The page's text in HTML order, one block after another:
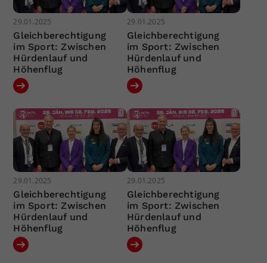
29.01.2025
Gleichberechtigung
im Sport: Zwischen
Hürdenlauf und
Höhenflug
29.01.2025
Gleichberechtigung
im Sport: Zwischen
Hürdenlauf und
Höhenflug
29.01.2025
Gleichberechtigung
im Sport: Zwischen
Hürdenlauf und
Höhenflug
29.01.2025
Gleichberechtigung
im Sport: Zwischen
Hürdenlauf und
Höhenflug